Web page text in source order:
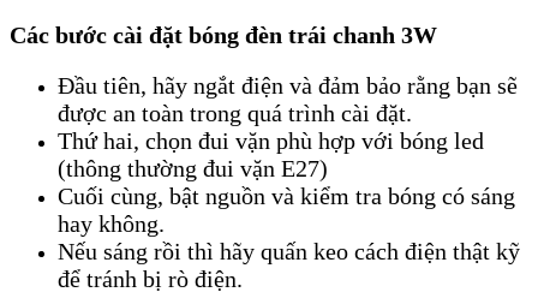
Các bước cài đặt bóng đèn trái chanh 3W
Đầu tiên, hãy ngắt điện và đảm bảo rằng bạn sẽ
được an toàn trong quá trình cài đặt.
Thứ hai, chọn đui vặn phù hợp với bóng led
(thông thường đui vặn E27)
Cuối cùng, bật nguồn và kiểm tra bóng có sáng
hay không.
Nếu sáng rồi thì hãy quấn keo cách điện thật kỹ
để tránh bị rò điện.